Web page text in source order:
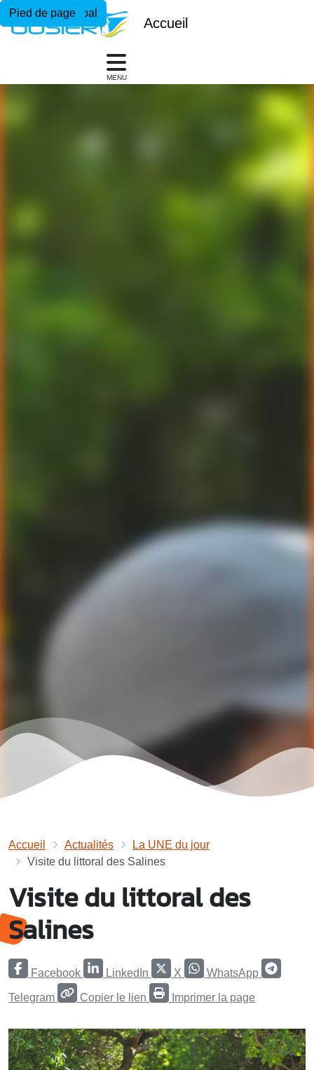
Menu principal
Contenu principal
Pied de page
Accueil
MENU
Accueil Actualités
La UNE du jour
Visite du littoral des Salines
Visite du littoral des
Salines
Facebook LinkedIn X WhatsApp
Telegram Copier le lien Imprimer la page